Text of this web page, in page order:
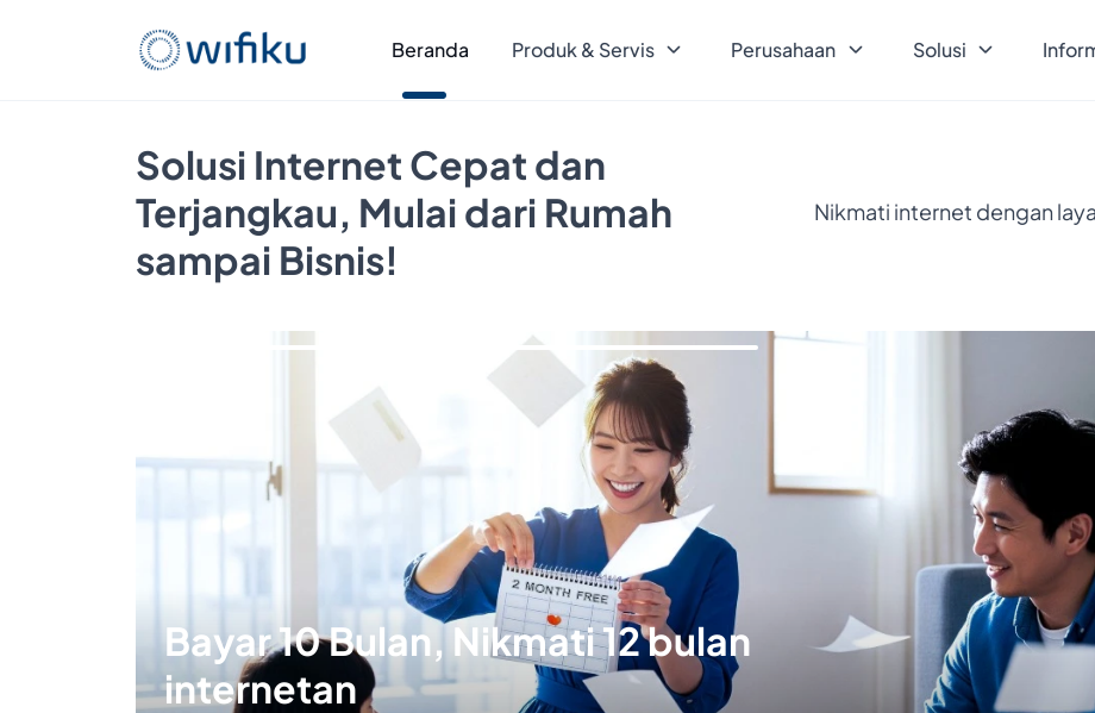
Beranda Produk & Servis Perusahaan Solusi
Solusi Internet Cepat dan
Terjangkau, Mulai dari Rumah
sampai Bisnis!
Nikmati internet dengan
Bayar 10 Bulan, Nikmati 12 bulan
internetan